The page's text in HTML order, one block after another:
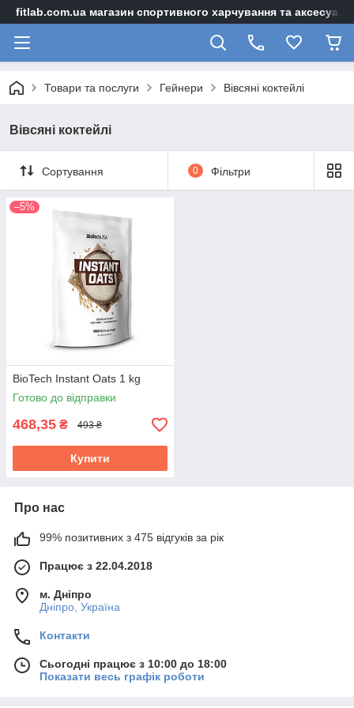
fitlab.com.ua магазин спортивного харчування та
Товари та послуги Гейнери Вівсяні коктейлі
Вівсяні коктейлі
Сортування 0 Фільтри
–5%
BioTech Instant Oats 1 kg
Готово до відправки
468,35 ₴ 493 ₴
Купити
Про нас
99% позитивних з 475 відгуків за рік
Працює з 22.04.2018
м. Дніпро
Дніпро, Україна
Контакти
Сьогодні працює з 10:00 до 18:00
Показати весь графік роботи